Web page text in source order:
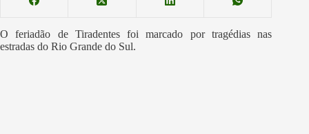
O feriadão de Tiradentes foi marcado por tragédias nas
estradas do Rio Grande do Sul.